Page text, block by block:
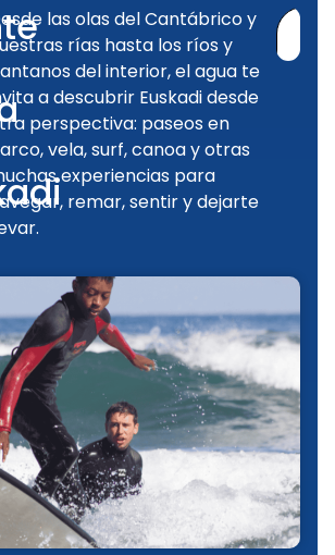
las olas del Cantábrico y
rías hasta los ríos y
del interior, el agua te
a descubrir Euskadi desde
perspectiva: paseos en
vela, surf, canoa y otras
experiencias para
remar, sentir y dejarte
el